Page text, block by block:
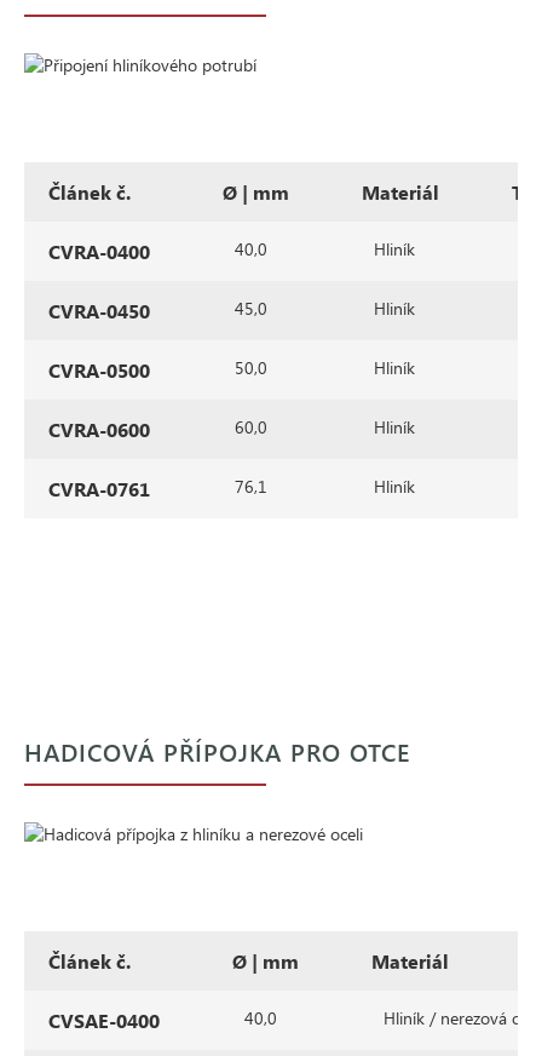
Článek č. Ø | mm Materiál
CVRA-0400 40,0 Hliník
CVRA-0450 45,0 Hliník
CVRA-0500 50,0 Hliník
CVRA-0600 60,0 Hliník
CVRA-0761 76,1 Hliník
HADICOVÁ PŘÍPOJKA PRO OTCE
Článek č. Ø | mm Materiál
CVSAE-0400 40,0 Hliník / nerezová ocel